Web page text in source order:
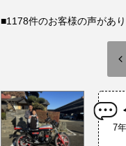
■1178件のお客様の声があ
7